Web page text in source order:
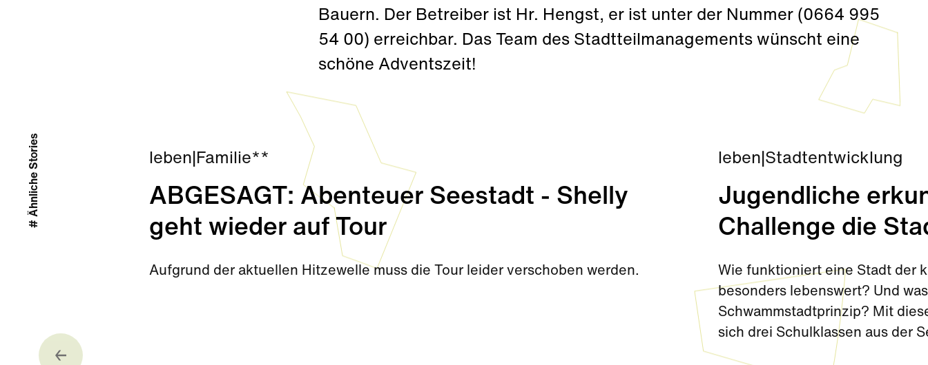
Bauern. Der Betreiber ist Hr. Hengst, er ist unter der Nummer (0664 995
54 00) erreichbar. Das Team des Stadtteilmanagements wünscht eine
schöne Adventszeit!
leben Familie**
ABGESAGT: Abenteuer Seestadt - Shelly
geht wieder auf Tour
Aufgrund der aktuellen Hitzewelle muss die Tour leider verschoben werden.
leben Stadtentwicklung
Jugendliche
Challenge die
Wie funktioniert eine Stadt der
besonders lebenswert? Und
Schwammstadtprinzip? Mit
sich drei Schulklassen aus der
Challenge kurz vor den
# Ähnliche Stories